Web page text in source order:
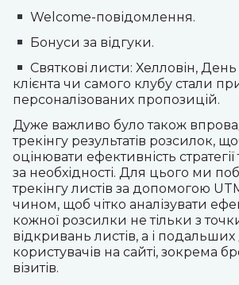
Welcome-повідомлення.
Бонуси за відгуки.
Святкові листи: Хелловін,
клієнта чи самого клубу стали
персоналізованих пропозицій.
Дуже важливо було також
трекінгу результатів розсилок,
оцінювати ефективність стратегії
за необхідності. Для цього ми
трекінгу листів за допомогою
чином, щоб чітко аналізувати
кожної розсилки не тільки з
відкривань листів, а і подальших
користувачів на сайті, зокрема
візитів.